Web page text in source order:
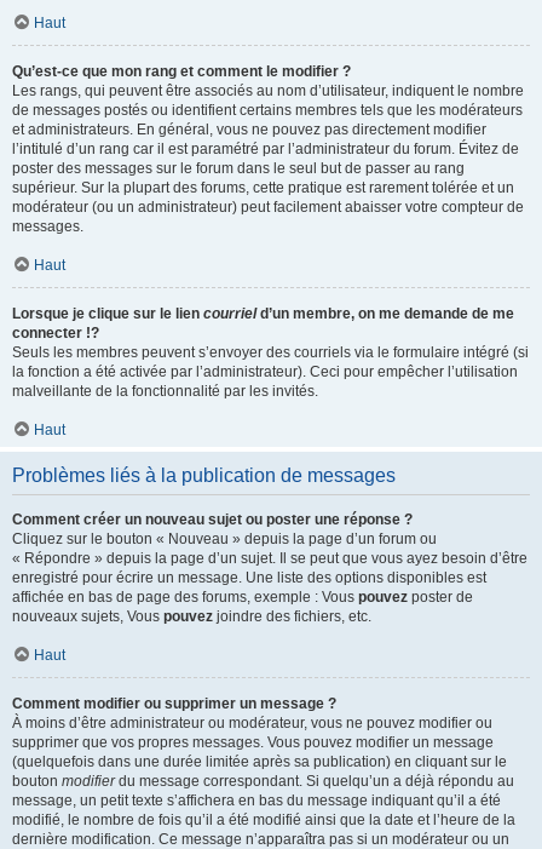
Haut
Qu’est-ce que mon rang et comment le modifier ?
Les rangs, qui peuvent être associés au nom d’utilisateur, indiquent le nombre
de messages postés ou identifient certains membres tels que les modérateurs
et administrateurs. En général, vous ne pouvez pas directement modifier
l’intitulé d’un rang car il est paramétré par l’administrateur du forum. Évitez de
poster des messages sur le forum dans le seul but de passer au rang
supérieur. Sur la plupart des forums, cette pratique est rarement tolérée et un
modérateur (ou un administrateur) peut facilement abaisser votre compteur de
messages.
Haut
Lorsque je clique sur le lien courrield’un membre, on me demande de me
connecter !?
Seuls les membres peuvent s’envoyer des courriels via le formulaire intégré (si
la fonction a été activée par l’administrateur). Ceci pour empêcher l’utilisation
malveillante de la fonctionnalité par les invités.
Haut
Problèmes liés à la publication de messages
Comment créer un nouveau sujet ou poster une réponse ?
Cliquez sur le bouton « Nouveau » depuis la page d’un forum ou
« Répondre » depuis la page d’un sujet. Il se peut que vous ayez besoin d’être
enregistré pour écrire un message. Une liste des options disponibles est
affichée en bas de page des forums, exemple : Vous pouvez poster de
nouveaux sujets, Vous pouvez joindre des fichiers, etc.
Haut
Comment modifier ou supprimer un message ?
À moins d’être administrateur ou modérateur, vous ne pouvez modifier ou
supprimer que vos propres messages. Vous pouvez modifier un message
(quelquefois dans une durée limitée après sa publication) en cliquant sur le
bouton modifierdu message correspondant. Si quelqu’un a déjà répondu au
message, un petit texte s’affichera en bas du message indiquant qu’il a été
modifié, le nombre de fois qu’il a été modifié ainsi que la date et l’heure de la
dernière modification. Ce message n’apparaîtra pas si un modérateur ou un